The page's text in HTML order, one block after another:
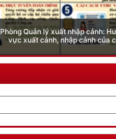
nhập cảnh: Hướng dẫn những
nhập cảnh của công dân việt